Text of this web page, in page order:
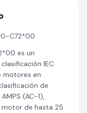
C72*00
es un
IEC
motores en
de
(AC-1),
de hasta 25